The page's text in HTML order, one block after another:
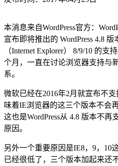
本消息来自WordPress官方：
宣布即将推出的 WordPress 4.8
（Internet Explorer） 8/9/10 的
个月，一直在讨论浏览器支持与
系。
微软已经在2016年2月就宣布不
味着IE浏览器的这三个版本不会
这也是WordPress从 4.8 版本不再
原因。
另外一个重要原因是IE8，9，10
已经很低了，三个版本加起来还